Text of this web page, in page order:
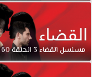
الأحداث
مغايرا
مسلسل
القضاء
مسلسلالقضاء3 الحلقة60